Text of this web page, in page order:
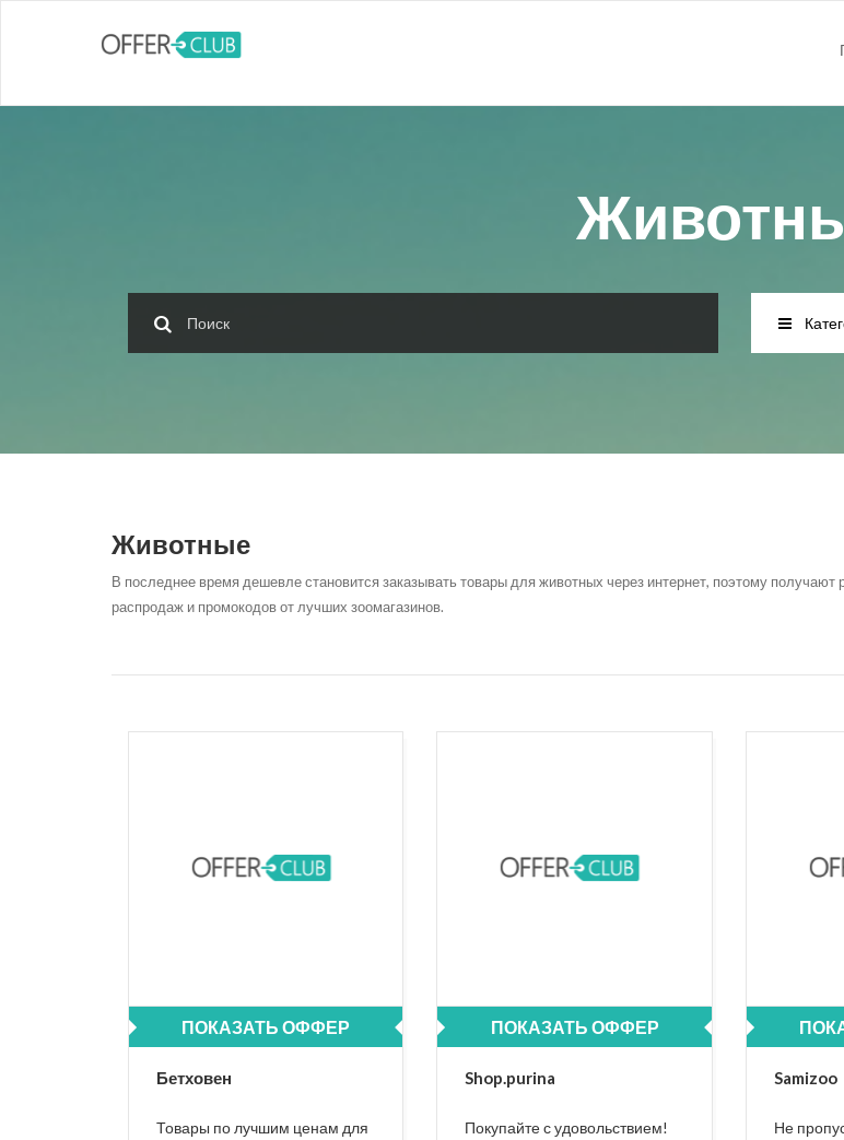
Животные
В последнее время дешевле становится заказывать товары для животных через интернет, поэтому
распродаж и промокодов от лучших зоомагазинов.
ПОКАЗАТЬ ОФФЕР
Бетховен
Товары по лучшим ценам для
ПОКАЗАТЬ ОФФЕР
Shop.purina
Покупайте с удовольствием!
Samizoo
Не